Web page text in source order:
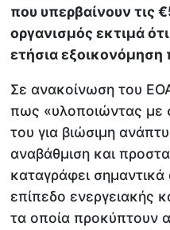
που υπερβαίνουν τις
οργανισμός εκτιμά
ετήσια
Σε ανακοίνωση του
πως «υλοποιώντας με
του για βιώσιμη
αναβάθμιση και
καταγράφει
επίπεδο ενεργειακής
τα οποία προκύπτουν